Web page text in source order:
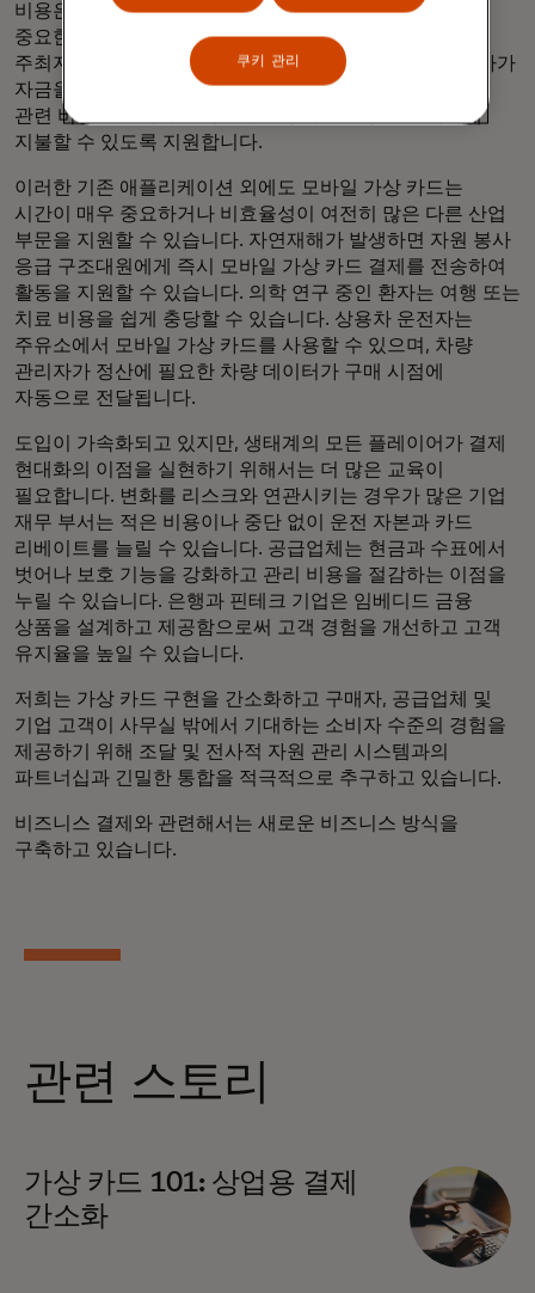
비용은 종종 감당할 수 없는 경우가 있는데, 가상 카드는
중요한 혜택을 가져다줄 수 있습니다. 지출 관리를 통해
주최자가 예산을 준수하는 데 도움이 될 뿐만 아니라, 회사가
자금을 쉽게 추가할 수 있는 유연성을 제공하여 프로젝트
관련 비용을 추적하고 막판에 발생하는 비용을 신속하게
지불할 수 있도록 지원합니다.
이러한 기존 애플리케이션 외에도 모바일 가상 카드는
시간이 매우 중요하거나 비효율성이 여전히 많은 다른 산업
부문을 지원할 수 있습니다. 자연재해가 발생하면 자원 봉사
응급 구조대원에게 즉시 모바일 가상 카드 결제를 전송하여
활동을 지원할 수 있습니다. 의학 연구 중인 환자는 여행 또는
치료 비용을 쉽게 충당할 수 있습니다. 상용차 운전자는
주유소에서 모바일 가상 카드를 사용할 수 있으며, 차량
관리자가 정산에 필요한 차량 데이터가 구매 시점에
자동으로 전달됩니다.
도입이 가속화되고 있지만, 생태계의 모든 플레이어가 결제
현대화의 이점을 실현하기 위해서는 더 많은 교육이
필요합니다. 변화를 리스크와 연관시키는 경우가 많은 기업
재무 부서는 적은 비용이나 중단 없이 운전 자본과 카드
리베이트를 늘릴 수 있습니다. 공급업체는 현금과 수표에서
벗어나 보호 기능을 강화하고 관리 비용을 절감하는 이점을
누릴 수 있습니다. 은행과 핀테크 기업은 임베디드 금융
상품을 설계하고 제공함으로써 고객 경험을 개선하고 고객
유지율을 높일 수 있습니다.
저희는 가상 카드 구현을 간소화하고 구매자, 공급업체 및
기업 고객이 사무실 밖에서 기대하는 소비자 수준의 경험을
제공하기 위해 조달 및 전사적 자원 관리 시스템과의
파트너십과 긴밀한 통합을 적극적으로 추구하고 있습니다.
비즈니스 결제와 관련해서는 새로운 비즈니스 방식을
구축하고 있습니다.
관련 스토리
가상 카드 101: 상업용 결제
간소화
쿠키 관리